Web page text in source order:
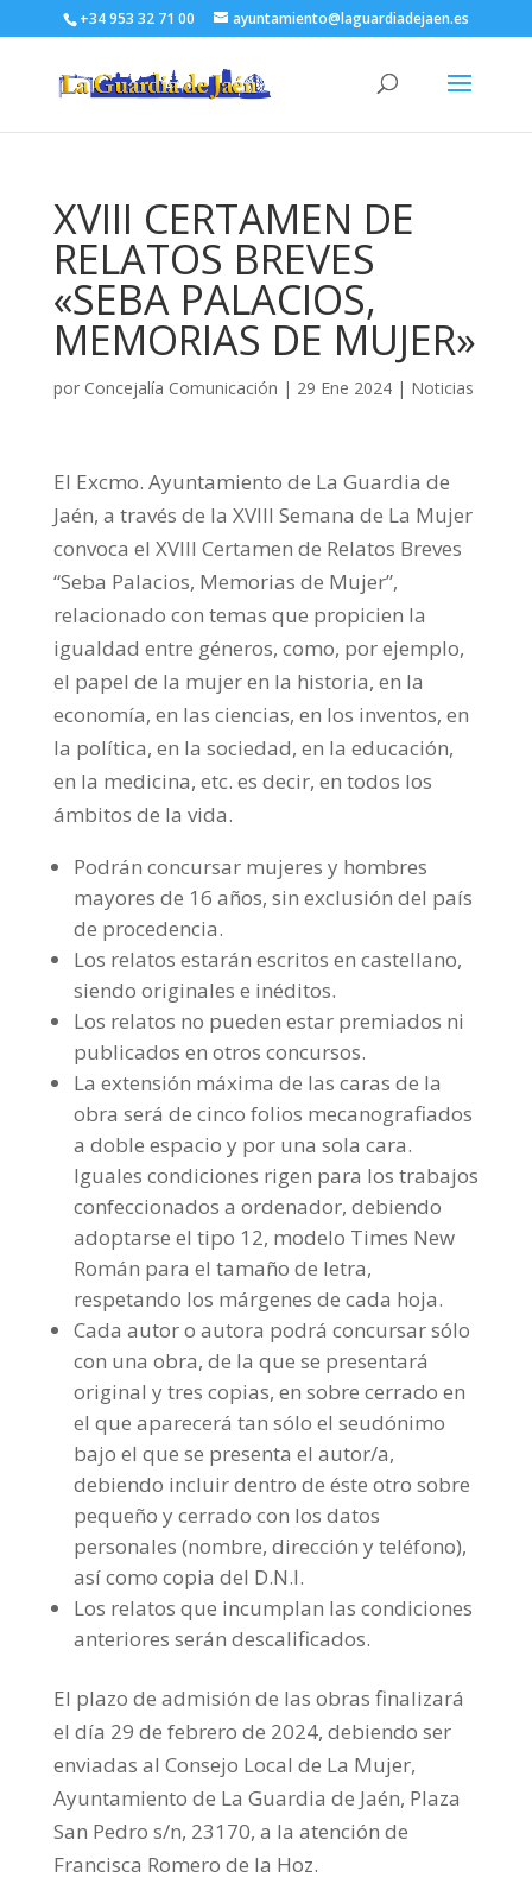
+34 953 32 71 00 ayuntamiento@laguardiadejaen.es
XVIII CERTAMEN DE
RELATOS BREVES
«SEBA PALACIOS,
MEMORIAS DE MUJER»
por Concejalía Comunicación | 29 Ene 2024| Noticias
El Excmo. Ayuntamiento de La Guardia de
Jaén, a través de la XVIII Semana de La Mujer
convoca el XVIII Certamen de Relatos Breves
“Seba Palacios, Memorias de Mujer”,
relacionado con temas que propicien la
igualdad entre géneros, como, por ejemplo,
el papel de la mujer en la historia, en la
economía, en las ciencias, en los inventos, en
la política, en la sociedad, en la educación,
en la medicina, etc. es decir, en todos los
ámbitos de la vida.
Podrán concursar mujeres y hombres
mayores de 16 años, sin exclusión del país
de procedencia.
Los relatos estarán escritos en castellano,
siendo originales e inéditos.
Los relatos no pueden estar premiados ni
publicados en otros concursos.
La extensión máxima de las caras de la
obra será de cinco folios mecanografiados
a doble espacio y por una sola cara.
Iguales condiciones rigen para los trabajos
confeccionados a ordenador, debiendo
adoptarse el tipo 12, modelo Times New
Román para el tamaño de letra,
respetando los márgenes de cada hoja.
Cada autor o autora podrá concursar sólo
con una obra, de la que se presentará
original y tres copias, en sobre cerrado en
el que aparecerá tan sólo el seudónimo
bajo el que se presenta el autor/a,
debiendo incluir dentro de éste otro sobre
pequeño y cerrado con los datos
personales (nombre, dirección y teléfono),
así como copia del D.N.I.
Los relatos que incumplan las condiciones
anteriores serán descalificados.
El plazo de admisión de las obras finalizará
el día 29 de febrero de 2024, debiendo ser
enviadas al Consejo Local de La Mujer,
Ayuntamiento de La Guardia de Jaén, Plaza
San Pedro s/n, 23170, a la atención de
Francisca Romero de la Hoz.